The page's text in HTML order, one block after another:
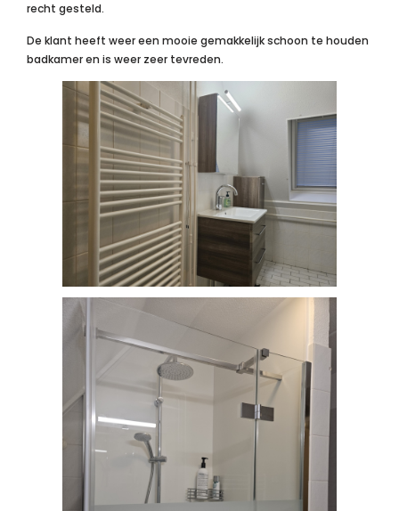
recht gesteld.
De klant heeft weer een mooie gemakkelijk schoon te houden
badkamer en is weer zeer tevreden.